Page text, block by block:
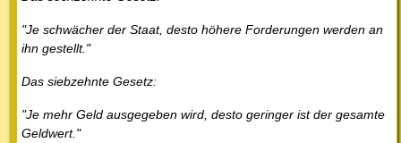
"Je schwächer der Staat, desto höhere Forderungen werden an
ihn gestellt."
Das siebzehnte Gesetz:
"Je mehr Geld ausgegeben wird, desto geringer ist der gesamte
Geldwert."